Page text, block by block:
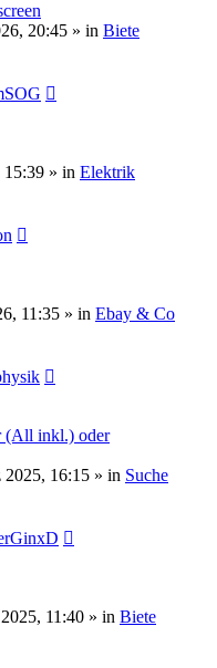
20:45 » in Biete
15:39 » in Elektrik
11:35 » in Ebay & Co
(All inkl.) oder
2025, 16:15 » in Suche
11:40 » in Biete